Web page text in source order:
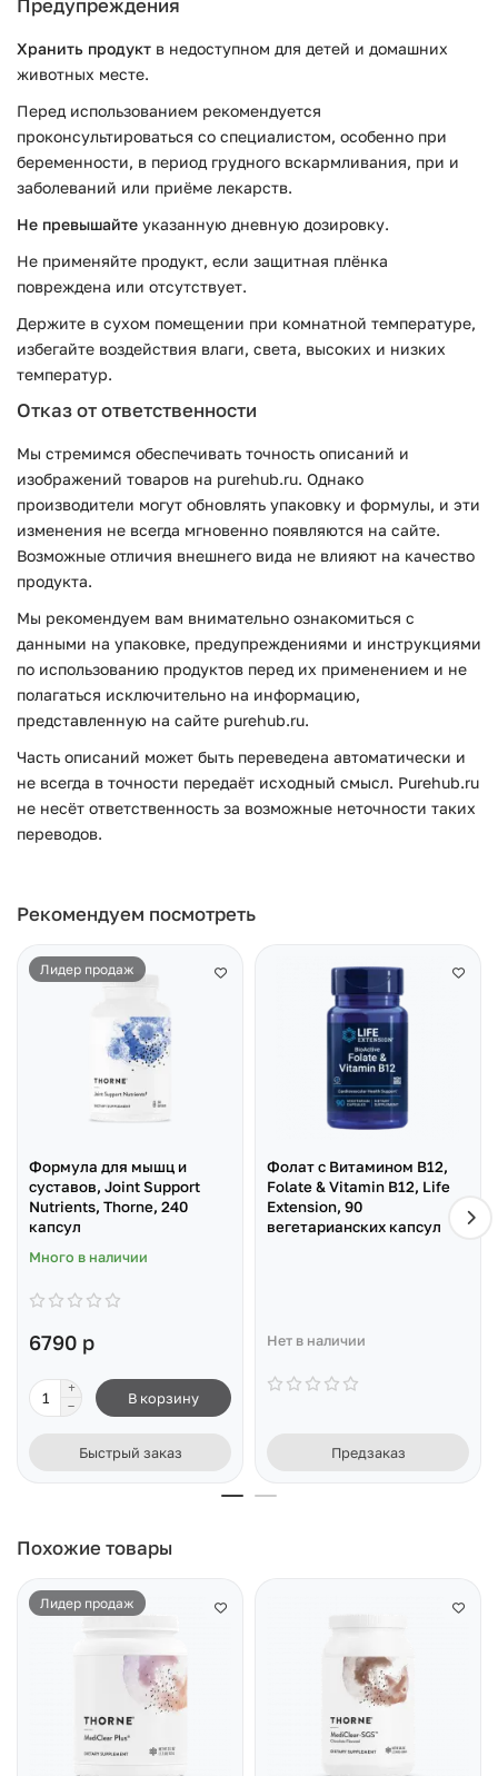
Предупреждения
Хранить продукт в недоступном для детей и домашних
животных месте.
Перед использованием рекомендуется
проконсультироваться со специалистом, особенно при
беременности, в период грудного вскармливания, при и
заболеваний или приёме лекарств.
Не превышайте указанную дневную дозировку.
Не применяйте продукт, если защитная плёнка
повреждена или отсутствует.
Держите в сухом помещении при комнатной температуре,
избегайте воздействия влаги, света, высоких и низких
температур.
Отказ от ответственности
Мы стремимся обеспечивать точность описаний и
изображений товаров на purehub.ru. Однако
производители могут обновлять упаковку и формулы, и эти
изменения не всегда мгновенно появляются на сайте.
Возможные отличия внешнего вида не влияют на качество
продукта.
Мы рекомендуем вам внимательно ознакомиться с
данными на упаковке, предупреждениями и инструкциями
по использованию продуктов перед их применением и не
полагаться исключительно на информацию,
представленную на сайте purehub.ru.
Часть описаний может быть переведена автоматически и
не всегда в точности передаёт исходный смысл. Purehub.ru
не несёт ответственность за возможные неточности таких
переводов.
Рекомендуем посмотреть
Лидер продаж
Формула для мышц и
суставов, Joint Support
Nutrients, Thorne, 240
капсул
Много в наличии
6790 р
В корзину
Быстрый заказ
Фолат с Витамином B12,
Folate & Vitamin B12, Life
Extension, 90
вегетарианских капсул
Нет в наличии
Предзаказ
Похожие товары
Лидер продаж